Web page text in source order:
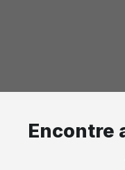
Encontre